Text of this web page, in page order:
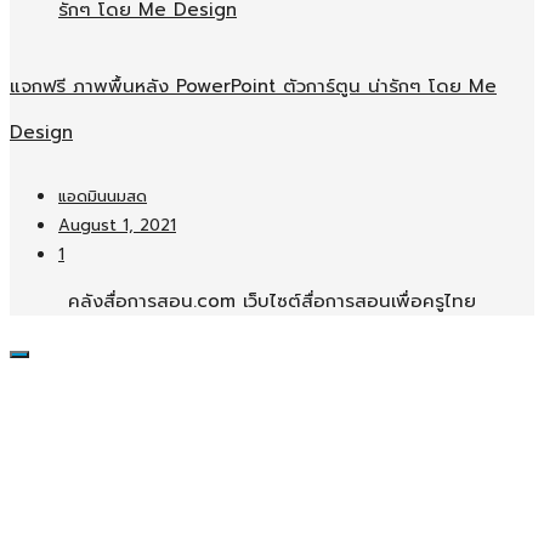
แจกฟรี ภาพพื้นหลัง PowerPoint ตัวการ์ตูน น่ารักๆ โดย Me
Design
แอดมินนมสด
August 1, 2021
1
คลังสื่อการสอน.com เว็บไซต์สื่อการสอนเพื่อครูไทย